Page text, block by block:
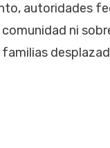
autoridades
ni